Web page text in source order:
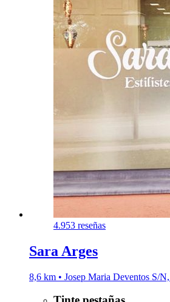
4.953 reseñas
Sara Arges
8,6 km • Josep Maria Deventos S/